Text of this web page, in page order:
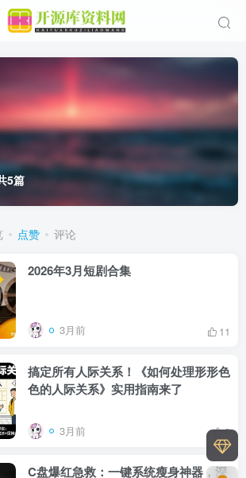
5篇
点赞 评论
2026年3月短剧合集
3月前 11
搞定所有人际关系！《如何处理形形色
色的人际关系》实用指南来了
3月前 0
C盘爆红急救：一键系统瘦身神器，深